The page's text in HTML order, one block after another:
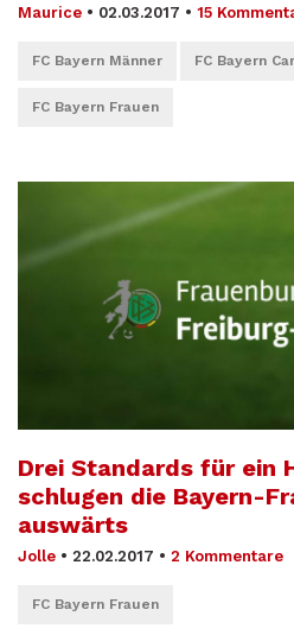
Maurice • 02.03.2017 • 15
FC Bayern Männer FC Bayern
FC Bayern Frauen
Drei Standards für ein
schlugen die Bayern-
auswärts
Jolle • 22.02.2017 • 2 Kommentare
FC Bayern Frauen